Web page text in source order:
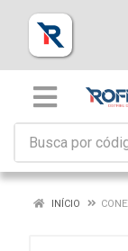
INÍCIO